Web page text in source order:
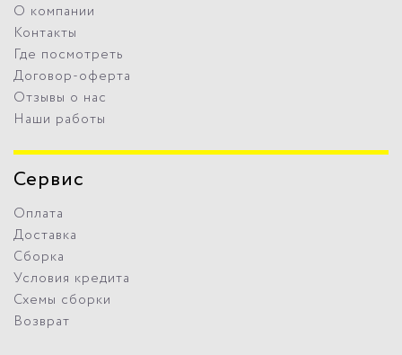
О компании
Контакты
Где посмотреть
Договор-оферта
Отзывы о нас
Наши работы
Сервис
Оплата
Доставка
Сборка
Условия кредита
Схемы сборки
Возврат